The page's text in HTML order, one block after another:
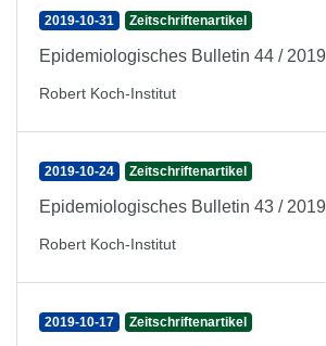
2019-10-31 Zeitschriftenartikel
Epidemiologisches Bulletin 44 / 2019
Robert Koch-Institut
2019-10-24 Zeitschriftenartikel
Epidemiologisches Bulletin 43 / 2019
Robert Koch-Institut
2019-10-17 Zeitschriftenartikel